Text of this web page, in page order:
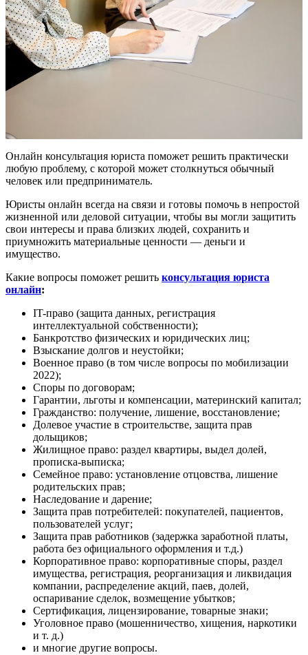
Онлайн консультация юриста поможет решить практически
любую проблему, с которой может столкнуться обычный
человек или предприниматель.
Юристы онлайн всегда на связи и готовы помочь в непростой
жизненной или деловой ситуации, чтобы вы могли защитить
свои интересы и права близких людей, сохранить и
приумножить материальные ценности — деньги и
имущество.
Какие вопросы поможет решить консультация юриста
онлайн:
IT-право (защита данных, регистрация
интеллектуальной собственности);
Банкротство физических и юридических лиц;
Взыскание долгов и неустойки;
Военное право (в том числе вопросы по мобилизации
2022);
Споры по договорам;
Гарантии, льготы и компенсации, материнский капитал;
Гражданство: получение, лишение, восстановление;
Долевое участие в строительстве, защита прав
дольщиков;
Жилищное право: раздел квартиры, выдел долей,
прописка-выписка;
Семейное право: установление отцовства, лишение
родительских прав;
Наследование и дарение;
Защита прав потребителей: покупателей, пациентов,
пользователей услуг;
Защита прав работников (задержка заработной платы,
работа без официального оформления и т.д.)
Корпоративное право: корпоративные споры, раздел
имущества, регистрация, реорганизация и ликвидация
компании, распределение акций, паев, долей,
оспаривание сделок, возмещение убытков;
Сертификация, лицензирование, товарные знаки;
Уголовное право (мошенничество, хищения, наркотики
и т. д.)
и многие другие вопросы.